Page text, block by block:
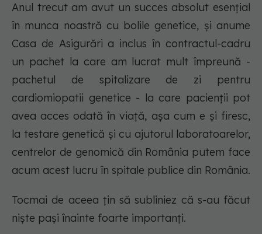
Anul trecut am avut un succes absolut esențial
în munca noastră cu bolile genetice, și anume
Casa de Asigurări a inclus în contractul-cadru
un pachet la care am lucrat mult împreună -
pachetul de spitalizare de zi pentru
cardiomiopatii genetice - la care pacienții pot
avea acces odată în viață, așa cum e și firesc,
la testare genetică și cu ajutorul laboratoarelor,
centrelor de genomică din România putem face
acum acest lucru în spitale publice din România.
Tocmai de aceea țin să subliniez că s-au făcut
niște pași înainte foarte importanți.